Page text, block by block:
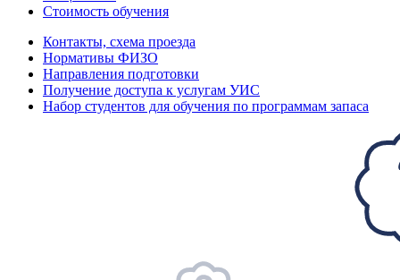
Стоимость обучения
Контакты, схема проезда
Нормативы ФИЗО
Направления подготовки
Получение доступа к услугам УИС
Набор студентов для обучения по программам запаса